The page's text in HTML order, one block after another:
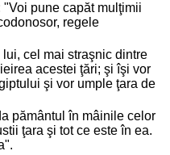
pune capăt mulţimii
regele
cel mai straşnic dintre
acestei ţări; şi îşi vor
şi vor umple ţara de
pământul în mâinile celor
ţara şi tot ce este în ea.